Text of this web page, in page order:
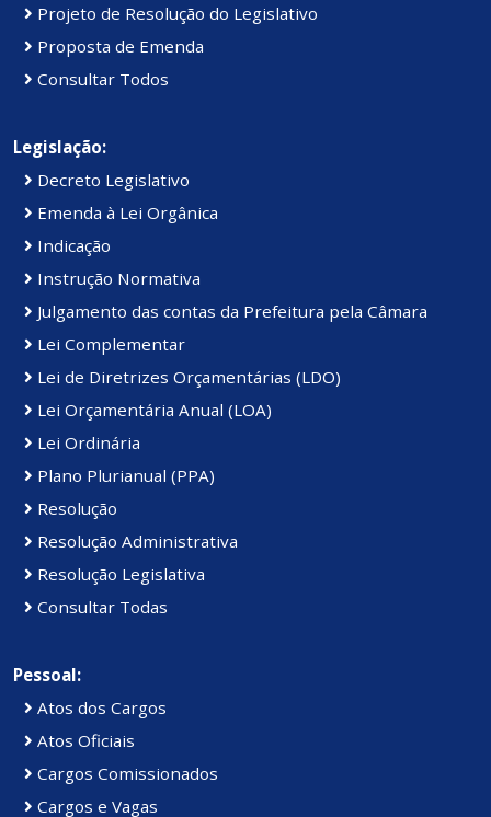
Projeto de Resolução do Legislativo
Proposta de Emenda
Consultar Todos
Legislação:
Decreto Legislativo
Emenda à Lei Orgânica
Indicação
Instrução Normativa
Julgamento das contas da Prefeitura pela Câmara
Lei Complementar
Lei de Diretrizes Orçamentárias (LDO)
Lei Orçamentária Anual (LOA)
Lei Ordinária
Plano Plurianual (PPA)
Resolução
Resolução Administrativa
Resolução Legislativa
Consultar Todas
Pessoal:
Atos dos Cargos
Atos Oficiais
Cargos Comissionados
Cargos e Vagas